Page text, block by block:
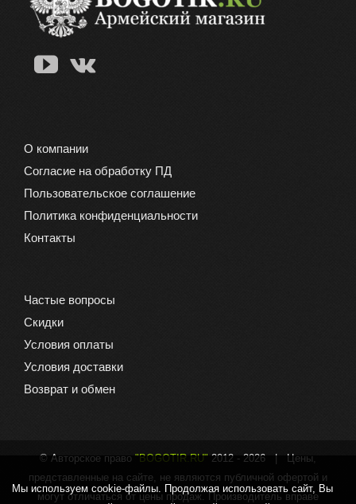
О компании
Согласие на обработку ПД
Пользовательское соглашение
Политика конфиденциальности
Контакты
Частые вопросы
Скидки
Условия оплаты
Условия доставки
Возврат и обмен
© Авторское право "BOGOTIR.RU" 2012 - 2026 | Цены,
представленные на сайте, не являются публичной офертой и
могут отличаться от цены продаж. Производитель вправе
Мы используем cookie-файлы. Продолжая использовать сайт, Вы